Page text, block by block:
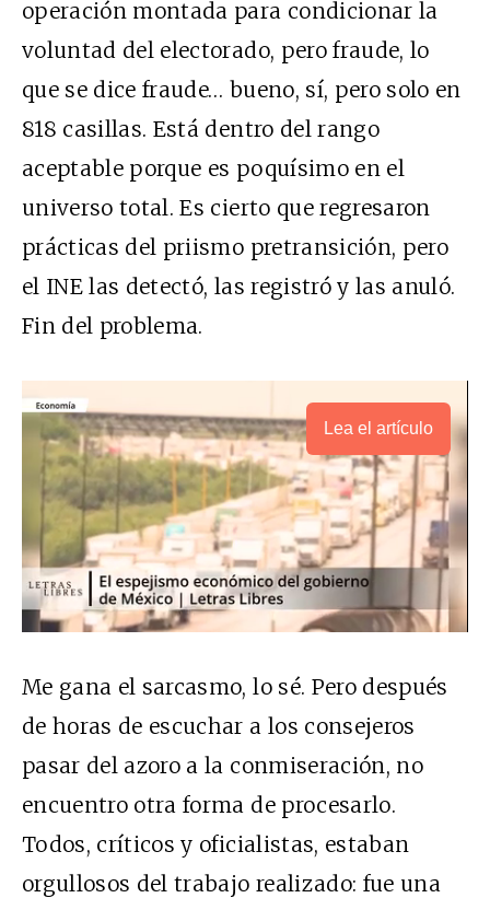
operación montada para condicionar la
voluntad del electorado, pero fraude, lo
que se dice fraude… bueno, sí, pero solo en
818 casillas. Está dentro del rango
aceptable porque es poquísimo en el
universo total. Es cierto que regresaron
prácticas del priismo pretransición, pero
el INE las detectó, las registró y las anuló.
Fin del problema.
Lea el artículo
Me gana el sarcasmo, lo sé. Pero después
de horas de escuchar a los consejeros
pasar del azoro a la conmiseración, no
encuentro otra forma de procesarlo.
Todos, críticos y oficialistas, estaban
orgullosos del trabajo realizado: fue una